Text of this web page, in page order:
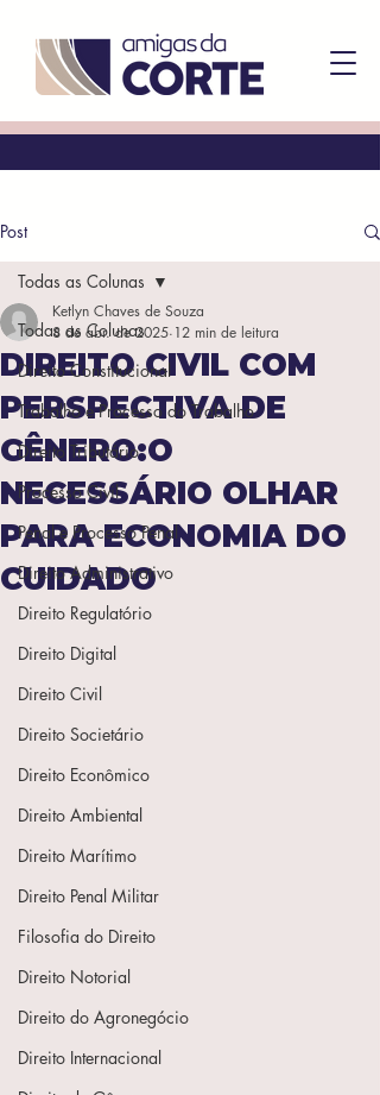
Post
Todas as Colunas
Direito Constitucional
Trabalho e Processo do Trabalho
Direito Tributário
Processo Civil
Penal e Processo Penal
Direito Administrativo
Direito Regulatório
Direito Digital
Direito Civil
Direito Societário
Direito Econômico
Direito Ambiental
Direito Marítimo
Direito Penal Militar
Filosofia do Direito
Direito Notorial
Direito do Agronegócio
Direito Internacional
Todas as Colunas
DIREITO CIVIL COM
PERSPECTIVA DE
GÊNERO:O
NECESSÁRIO OLHAR
PARA ECONOMIA DO
CUIDADO
Ketlyn Chaves de Souza
8 de abr. de 2025 12 min de leitura